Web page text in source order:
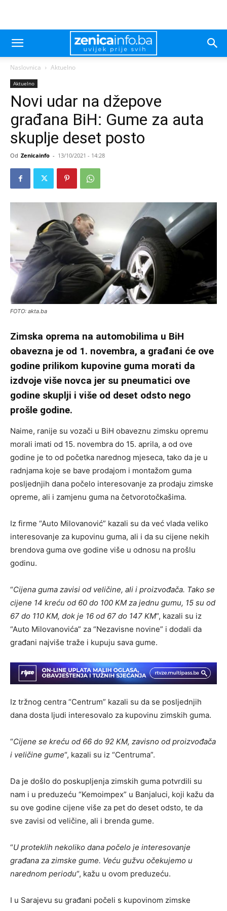
Naslovnica Aktuelno
Aktuelno
Novi udar na džepove
građana BiH: Gume za auta
skuplje deset posto
Od Zenicainfo - 13/10/2021 - 14:28
FOTO: akta.ba
Zimska oprema na automobilima u BiH
obavezna je od 1. novembra, a građani će ove
godine prilikom kupovine guma morati da
izdvoje više novca jer su pneumatici ove
godine skuplji i više od deset odsto nego
prošle godine.
Naime, ranije su vozači u BiH obaveznu zimsku opremu
morali imati od 15. novembra do 15. aprila, a od ove
godine je to od početka narednog mjeseca, tako da je u
radnjama koje se bave prodajom i montažom guma
posljednjih dana počelo interesovanje za prodaju zimske
opreme, ali i zamjenu guma na četvorotočkašima.
Iz firme “Auto Milovanović” kazali su da već vlada veliko
interesovanje za kupovinu guma, ali i da su cijene nekih
brendova guma ove godine više u odnosu na prošlu
godinu.
“Cijena guma zavisi od veličine, ali i proizvođača. Tako se
cijene 14 kreću od 60 do 100 KM za jednu gumu, 15 su od
67 do 110 KM, dok je 16 od 67 do 147 KM“, kazali su iz
“Auto Milovanovića” za “Nezavisne novine” i dodali da
građani najviše traže i kupuju sava gume.
Iz tržnog centra “Centrum” kazali su da se posljednjih
dana dosta ljudi interesovalo za kupovinu zimskih guma.
“Cijene se kreću od 66 do 92 KM, zavisno od proizvođača
i veličine gume“, kazali su iz “Centruma”.
Da je došlo do poskupljenja zimskih guma potvrdili su
nam i u preduzeću “Kemoimpex” u Banjaluci, koji kažu da
su ove godine cijene više za pet do deset odsto, te da
sve zavisi od veličine, ali i brenda gume.
“U proteklih nekoliko dana počelo je interesovanje
građana za zimske gume. Veću gužvu očekujemo u
narednom periodu“, kažu u ovom preduzeću.
I u Sarajevu su građani počeli s kupovinom zimske